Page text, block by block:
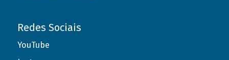
Redes Sociais
YouTube